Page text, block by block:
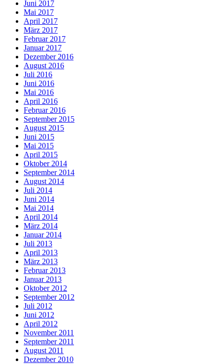
Juni 2017
Mai 2017
April 2017
März 2017
Februar 2017
Januar 2017
Dezember 2016
August 2016
Juli 2016
Juni 2016
Mai 2016
April 2016
Februar 2016
September 2015
August 2015
Juni 2015
Mai 2015
April 2015
Oktober 2014
September 2014
August 2014
Juli 2014
Juni 2014
Mai 2014
April 2014
März 2014
Januar 2014
Juli 2013
April 2013
März 2013
Februar 2013
Januar 2013
Oktober 2012
September 2012
Juli 2012
Juni 2012
April 2012
November 2011
September 2011
August 2011
Dezember 2010